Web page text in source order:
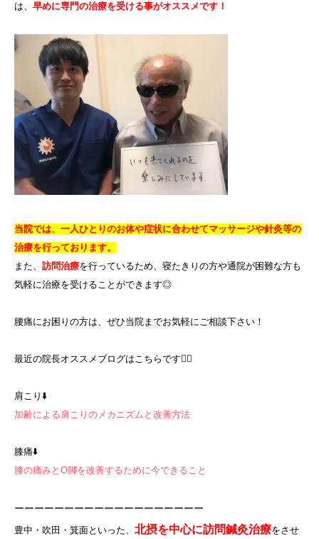
は、 早めに専門の治療を受ける事がオススメです！
当院では、一人ひとりのお体や症状に合わせてマッサージや針灸等の
治療を行っております。
また、 訪問治療を行っているため、寝たきりの方や通院が困難な方も
気軽に治療を受けることができます◎
腰痛にお困りの方は、ぜひ当院までお気軽にご相談下さい！
最近の院長オススメブログはこちらです💁‍♀️
肩こり⬇️
加齢による肩こりのメカニズムと改善方法
膝痛⬇️
膝の痛みとO脚を改善するために今できること
ーーーーーーーーーーーーーーーーーーー
豊中・吹田・箕面といった、 北摂を中心に訪問鍼灸治療をさせ